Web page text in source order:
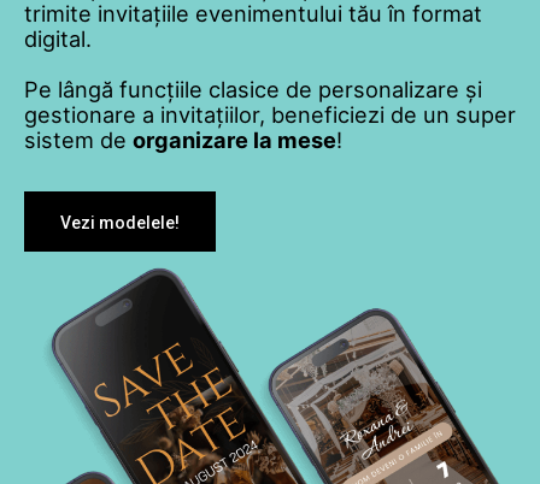
trimite invitațiile evenimentului tău în format
digital.
Pe lângă funcțiile clasice de personalizare și
gestionare a invitațiilor, beneficiezi de un super
sistem de organizare la mese!
Vezi modelele!